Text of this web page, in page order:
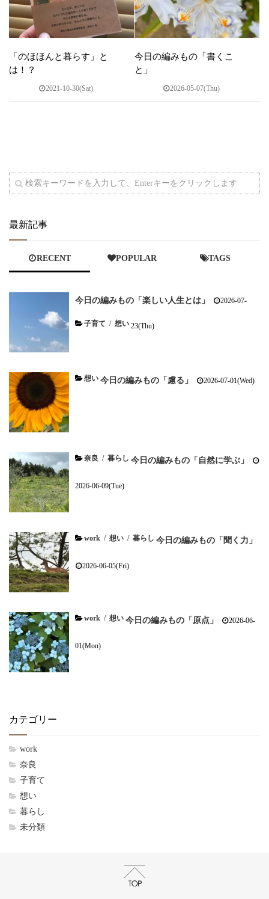
「のほほんと暮らす」と
は！？
2021-10-30(Sat)
今日の編みもの「書くこ
と」
2026-05-07(Thu)
最新記事
RECENT POPULAR TAGS
今日の編みもの「楽しい人生とは」
子育て / 想い
2026-07-
23(Thu)
今日の編みもの「慮る」
想い 2026-07-01(Wed)
今日の編みもの「自然に学ぶ」
奈良 / 暮らし
2026-06-09(Tue)
今日の編みもの「聞く力」
work / 想い / 暮らし
2026-06-05(Fri)
今日の編みもの「原点」
work / 想い 2026-06-
01(Mon)
カテゴリー
work
奈良
子育て
想い
暮らし
未分類